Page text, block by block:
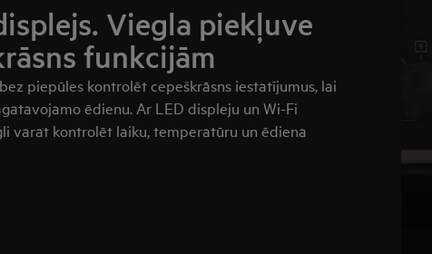
Viegla piekļuve
funkcijām
piepūles kontrolēt cepeškrāsns iestatījumus, lai
ēdienu. Ar LED displeju un Wi-Fi
varat kontrolēt laiku, temperatūru un ēdiena